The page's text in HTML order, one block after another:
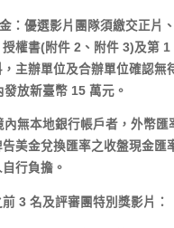
：優選影片團隊須繳交正片
權書(附件 2、附件 3)及第 1
主辦單位及合辦單位確認無
放新臺幣 15 萬元。
內無本地銀行帳戶者，外幣匯
美金兌換匯率之收盤現金匯
行負擔。
3 名及評審團特別獎影片：